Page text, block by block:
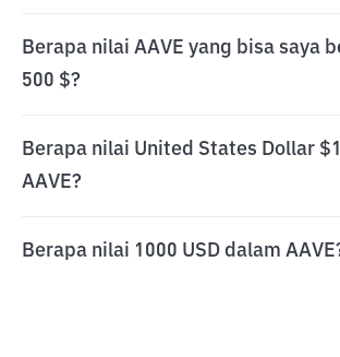
Berapa nilai AAVE yang bisa saya
500 $?
Berapa nilai United States Dollar
AAVE?
Berapa nilai 1000 USD dalam